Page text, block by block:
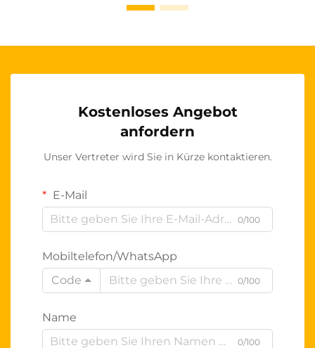
Kostenloses Angebot
anfordern
Unser Vertreter wird Sie in Kürze kontaktieren.
E-Mail
0/100
Mobiltelefon/WhatsApp
Code
0/100
Name
0/100